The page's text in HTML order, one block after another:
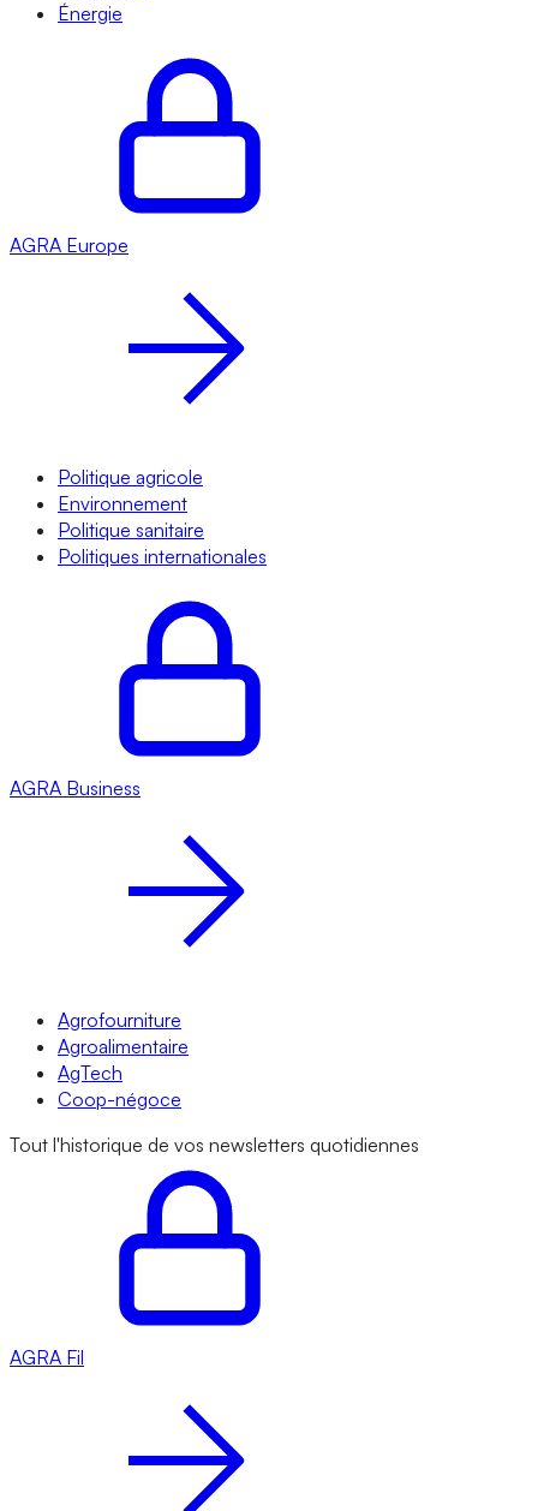
Énergie
AGRA Europe
Politique agricole
Environnement
Politique sanitaire
Politiques internationales
AGRA Business
Agrofourniture
Agroalimentaire
AgTech
Coop-négoce
Tout l'historique de vos newsletters quotidiennes
AGRA Fil